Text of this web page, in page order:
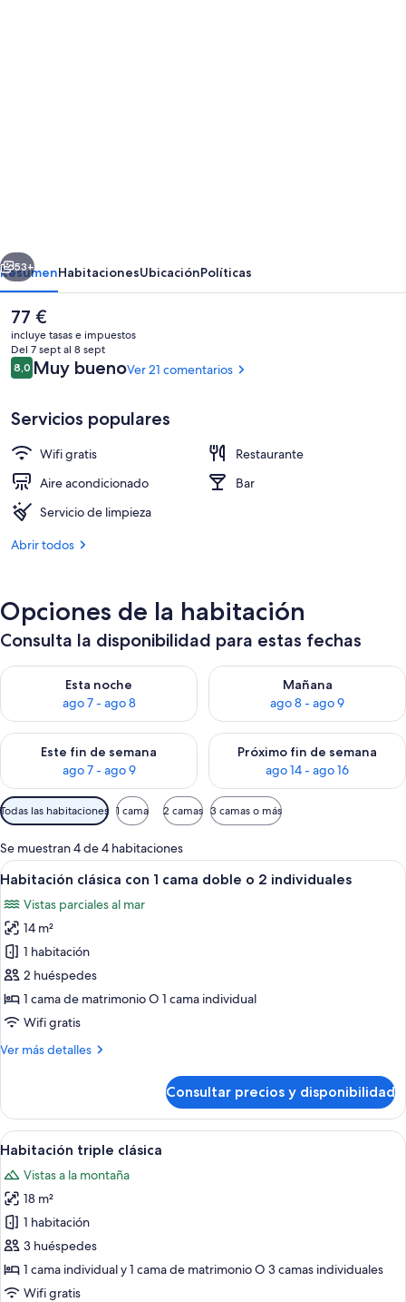
Restaurante
Siguiente
53+
ResumenHabitacionesUbicaciónPolíticas
El
precio
actual
es
de
77 €
incluye tasas e impuestos
Del 7 sept al 8 sept
Comentarios
8,08,0 de 10
Muy buenoVer 21 comentarios
Servicios populares
Wifi gratis
Restaurante
Aire acondicionado
Bar
Servicio de limpieza
Abrir todos
Opciones de la habitación
Consulta la disponibilidad para estas fechas
Esta noche
ago 7 - ago 8
Consulta la disponibilidad para esta noche, ago 7 - ago 8
Mañana
ago 8 - ago 9
Consulta la disponibilidad
Este fin de semana
ago 7 - ago 9
Consulta la disponibilidad para este fin de semana, ago 7 -
Próximo fin de semana
ago 14 - ago 16
Consulta la disponibilidad
Filtros
disponibles
para
las
habitaciones
Todas las habitaciones 1 cama 2 camas 3 camas o más
Se muestran 4 de 4 habitaciones
Abrir
todas
las
fotos
de
Habitación
clásica
con
cama
2
individuales
Habitación de hotel con dos camas
7
Habitación clásica con 1 cama doble o 2 individuales
Vistas parciales al mar
14 m²
1 habitación
2 huéspedes
1 cama de matrimonio O 1 cama individual
Wifi gratis
Ver más detalles
Más
clásica
con
1
doble
o
2
individuales
Consultar precios y disponibilidad
Abrir
todas
las
fotos
de
Habitación
triple
clásica
Habitación de hotel con dos camas,
5
Habitación triple clásica
Vistas a la montaña
18 m²
1 habitación
3 huéspedes
1 cama individual y 1 cama de matrimonio O 3 camas individuales
Wifi gratis